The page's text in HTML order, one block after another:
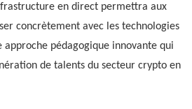
en direct permettra aux
concrètement avec les technologies
approche pédagogique innovante qui
de talents du secteur crypto en